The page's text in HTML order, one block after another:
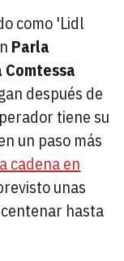
como 'Lidl
Parla
Comtessa
después de
tiene su
un paso más
cadena en
unas
hasta